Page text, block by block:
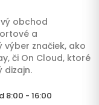
obchod
a
značiek, ako
či On Cloud, ktoré
dizajn.
8:00 - 16:00